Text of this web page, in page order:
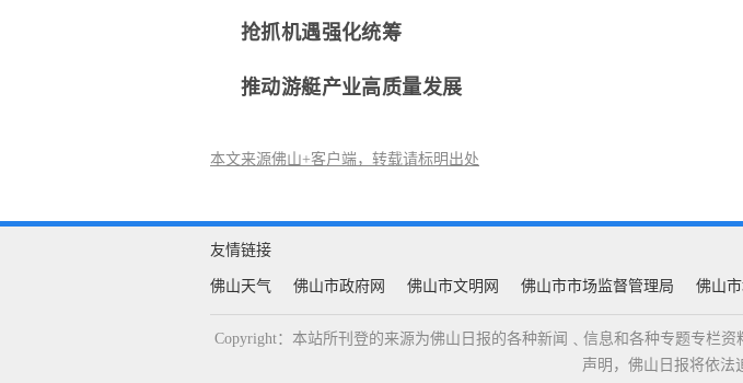
抢抓机遇强化统筹
推动游艇产业高质量发展
本文来源佛山+客户端，转载请标明出处
友情链接
佛山天气 佛山市政府网 佛山市文明网 佛山市市场监督管理局 佛山
Copyright：本站所刊登的来源为佛山日报的各种新闻﹑信息和各种专题专栏
声明，佛山日报将依法